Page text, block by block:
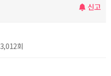
신고
3,012회